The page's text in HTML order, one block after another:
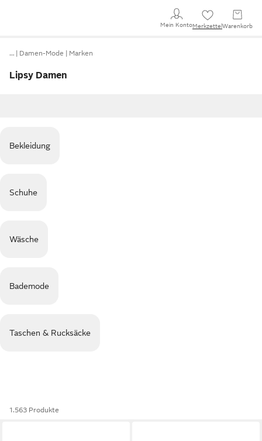
Mein KontoMerkzettel Warenkorb
… Damen-Mode Marken
Lipsy Damen
Bekleidung
Schuhe
Wäsche
Bademode
Taschen & Rucksäcke
1.563 Produkte